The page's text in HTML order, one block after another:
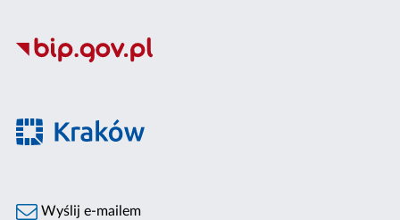
Wyślij e-mailem